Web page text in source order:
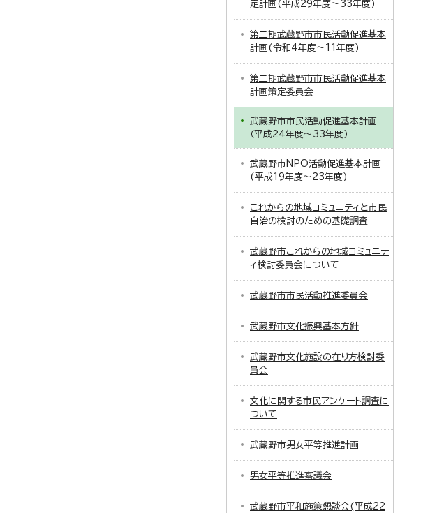
定計画(平成29年度～33年度)
第二期武蔵野市市民活動促進基本
計画(令和4年度～11年度)
第二期武蔵野市市民活動促進基本
計画策定委員会
武蔵野市市民活動促進基本計画
（平成24年度～33年度）
武蔵野市NPO活動促進基本計画
(平成19年度～23年度)
これからの地域コミュニティと市民
自治の検討のための基礎調査
武蔵野市これからの地域コミュニテ
ィ検討委員会について
武蔵野市市民活動推進委員会
武蔵野市文化振興基本方針
武蔵野市文化施設の在り方検討委
員会
文化に関する市民アンケート調査に
ついて
武蔵野市男女平等推進計画
男女平等推進審議会
武蔵野市平和施策懇談会(平成22